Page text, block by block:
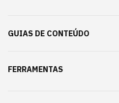
GUIAS DE CONTEÚDO
FERRAMENTAS